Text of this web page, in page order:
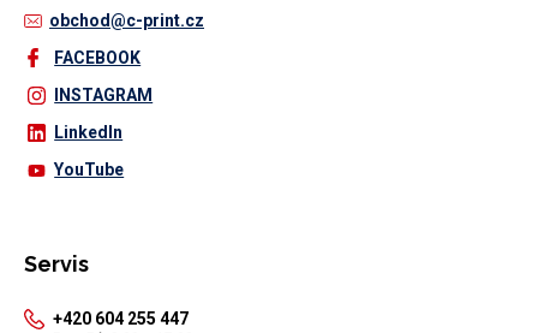
obchod@c-print.cz
FACEBOOK
INSTAGRAM
LinkedIn
YouTube
Servis
+420 604 255 447